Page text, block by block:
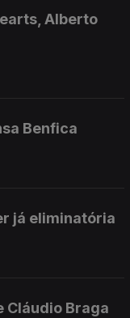
Alberto
Benfica
já eliminatória
Cláudio Braga